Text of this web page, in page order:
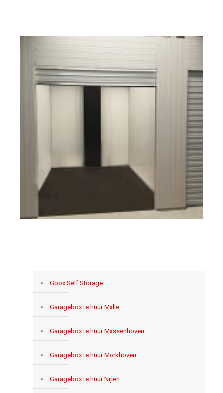
Gbox Self Storage
Garagebox te huur Malle
Garagebox te huur Massenhoven
Garagebox te huur Morkhoven
Garagebox te huur Nijlen